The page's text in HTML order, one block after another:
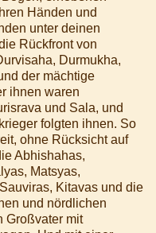
Händen und
unter deinen
Rückfront von
Durmukha,
der mächtige
ihnen waren
und Sala, und
folgten ihnen. So
ohne Rücksicht auf
Abhishahas,
Matsyas,
Kitavas und die
und nördlichen
Großvater mit